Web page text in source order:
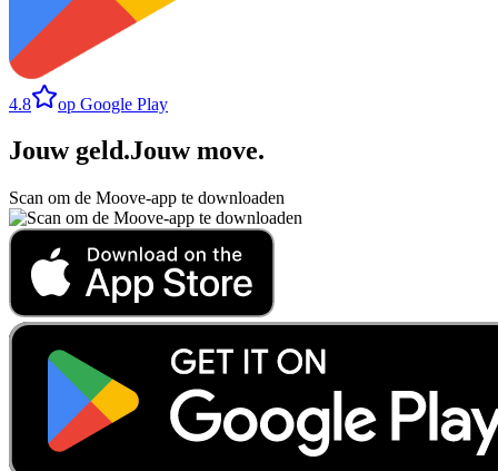
4.8 op Google Play
Jouw geld.Jouw move.
Scan om de Moove-app te downloaden